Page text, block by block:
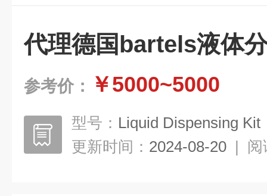
代理德国bartels液体
参考价： ￥5000~5000
型号： Liquid Dispensing Kit
更新时间： 2024-08-20 | 阅